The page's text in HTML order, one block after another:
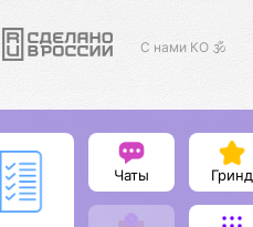
С нами КО 🕉️
Чаты Гринд